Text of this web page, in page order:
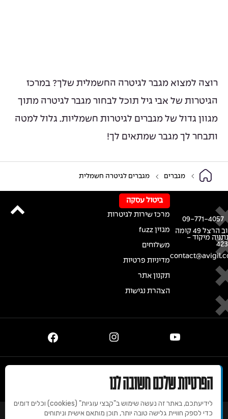
רוצה למצוא מגבר לגיטרה החשמלית שלך? במרכז
הגיטרות של אבי גיל תוכל לבחור מגבר לגיטרה מתוך
מגוון גדול של מגברים לגיטרות חשמליות. גלול למטה
ותבחר לך מגבר שמתאים לך!
מגברים מגברים לגיטרה חשמלית
רחוב הרצל 49 קומה
מיקוד -
09-771-4057
ביטול עסקה
מרכז שירות לגיטרות
מגזין fuzz
משלוחים
מדיניות פרטיות
תקנון אתר
הצהרת נגישות
הפרטיות שלכם חשובה לנו
לידיעתכם, באתר זה נעשה שימוש ב"קבצי עוגיות" (cookies) וכלים דומים
כדי לספק חוויית גלישה טובה יותר, תוכן מותאם אישית וניתוחים